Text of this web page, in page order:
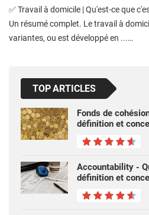
✅ Travail à domicile | Qu'est-ce que
Un résumé complet. Le travail à
variantes, ou est développé en ...…
TOP ARTICLES
Fonds de
définition et
Accountability -
définition et